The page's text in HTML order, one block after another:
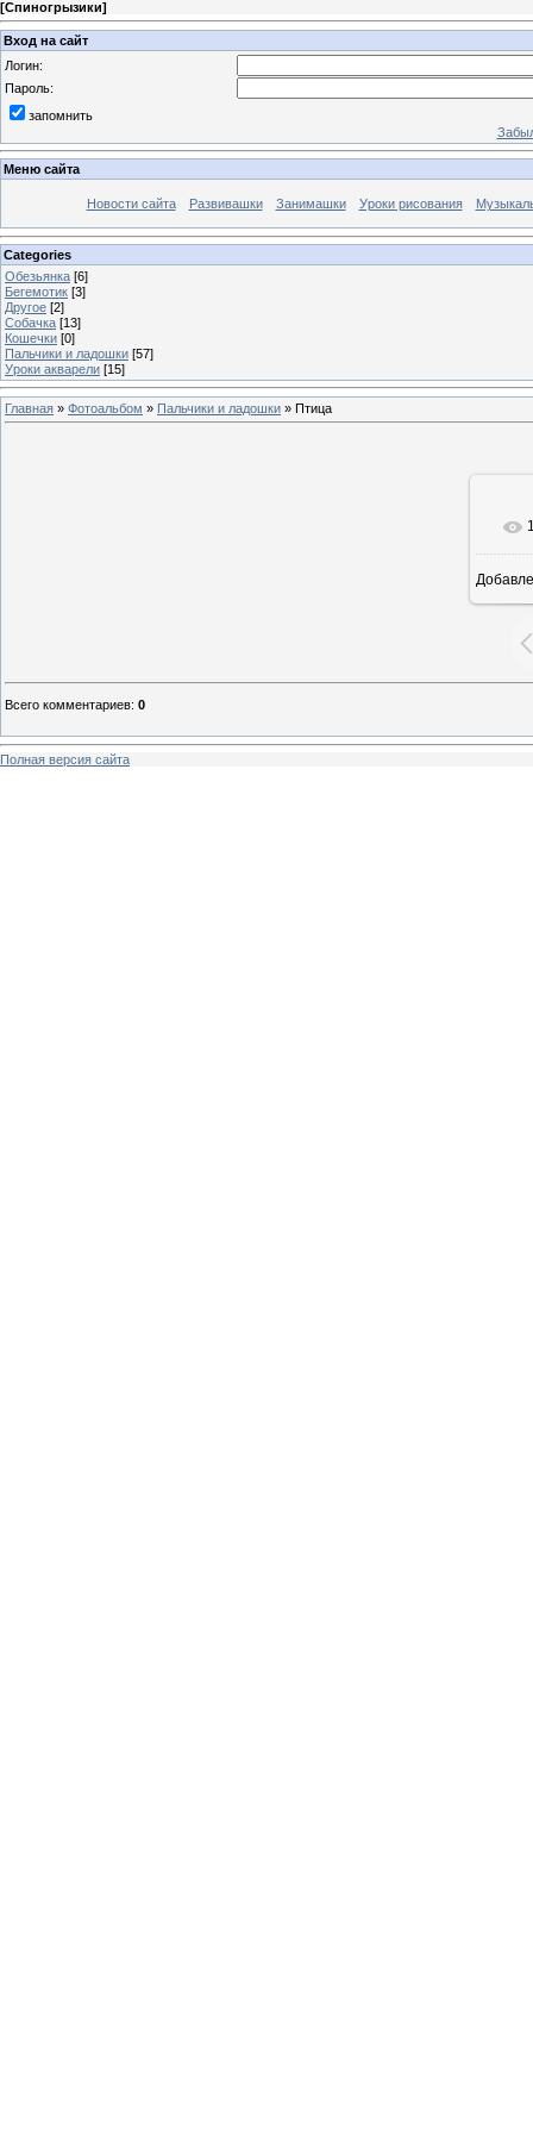
[Спиногрызики]
Вход на сайт
Логин:
Пароль:
запомнить
Меню сайта
Новости сайта Развивашки Занимашки Уроки рисования
Categories
Обезьянка [6]
Бегемотик [3]
Другое [2]
Собачка [13]
Кошечки [0]
Пальчики и ладошки [57]
Уроки акварели [15]
Главная » Фотоальбом » Пальчики и ладошки » Птица
Всего комментариев: 0
Полная версия сайта